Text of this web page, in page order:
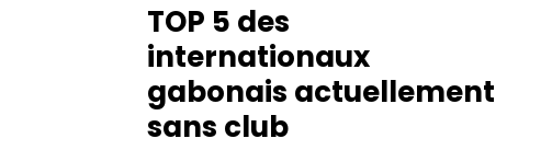
TOP 5 des
internationaux
gabonais actuellement
sans club